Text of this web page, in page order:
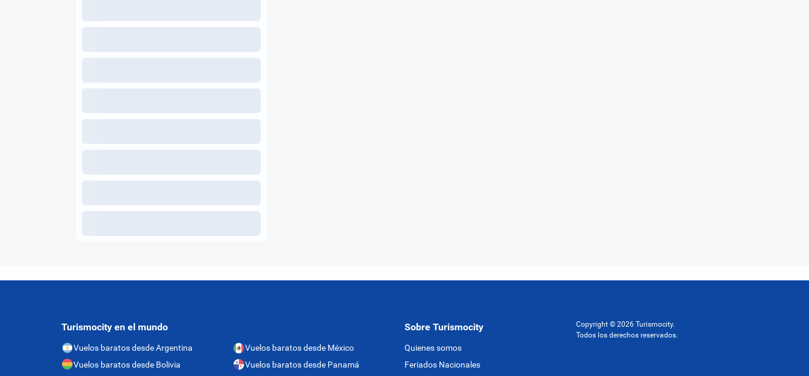
Turismocity en el mundo
Vuelos baratos desde Argentina
Vuelos baratos desde Bolivia
Vuelos baratos desde México
Vuelos baratos desde Panamá
Sobre Turismocity
Quienes somos
Feriados Nacionales
Copyright © 2026 Turismocity.
Todos los derechos reservados.